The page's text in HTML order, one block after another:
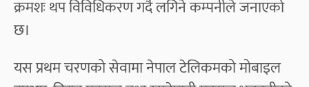
क्रमशः थप विविधिकरण गर्दै लगिने कम्पनीले जनाएको
छ।
यस प्रथम चरणको सेवामा नेपाल टेलिकमको मोबाइल